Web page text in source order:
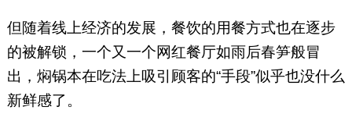
但随着线上经济的发展，餐饮的用餐方式也在逐步
的被解锁，一个又一个网红餐厅如雨后春笋般冒
出，焖锅本在吃法上吸引顾客的“手段”似乎也没什么
新鲜感了。